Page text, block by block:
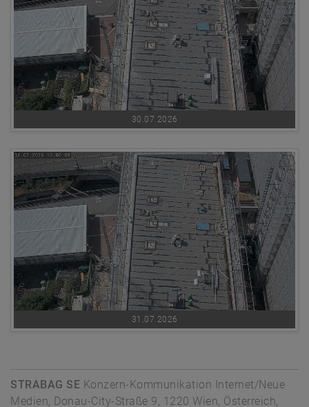
30.07.2026
31.07.2026
STRABAG SE Konzern-Kommunikation Internet/Neue
Medien, Donau-City-Straße 9, 1220 Wien, Österreich,